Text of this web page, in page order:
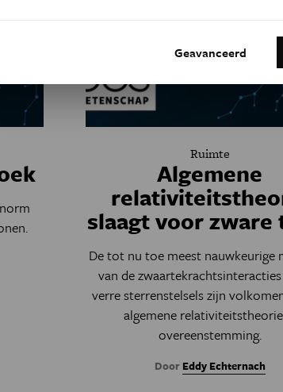
Ruimte
Algemene
slaagt voor zware
De tot nu toe meest nauwkeurige
van de
verre sterrenstelsels zijn
algemene
overeenstemming.
Door Eddy Echternach
Geavanceerd